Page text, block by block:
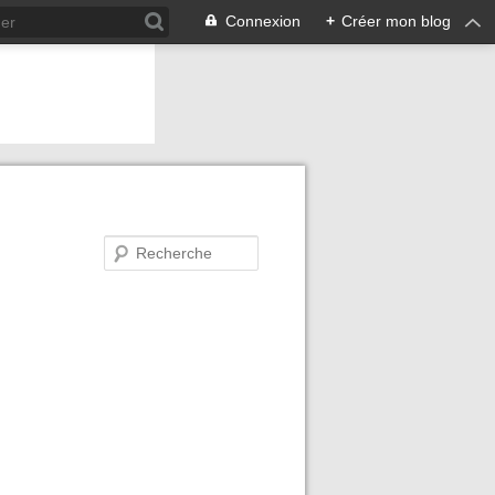
Connexion + Créer mon blog